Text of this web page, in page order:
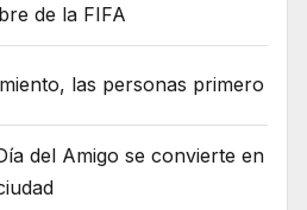
de la FIFA
las personas primero
del Amigo se convierte en